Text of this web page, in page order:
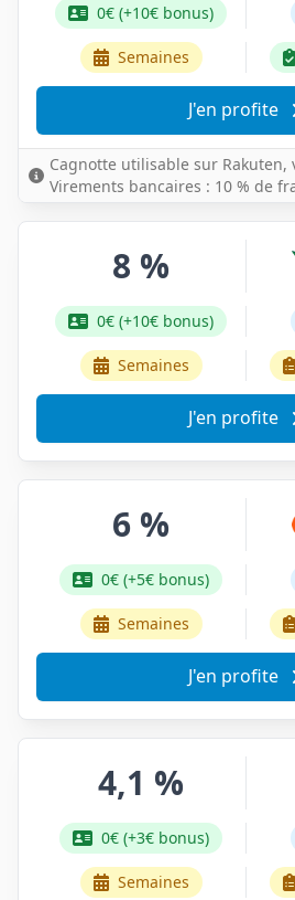
0€ (+10€ bonus)
Semaines
J'en profite
Cagnotte utilisable sur Rakuten,
Virements bancaires : 10 % de
8 %
0€ (+10€ bonus)
Semaines
J'en profite
6 %
0€ (+5€ bonus)
Semaines
J'en profite
4,1 %
0€ (+3€ bonus)
Semaines